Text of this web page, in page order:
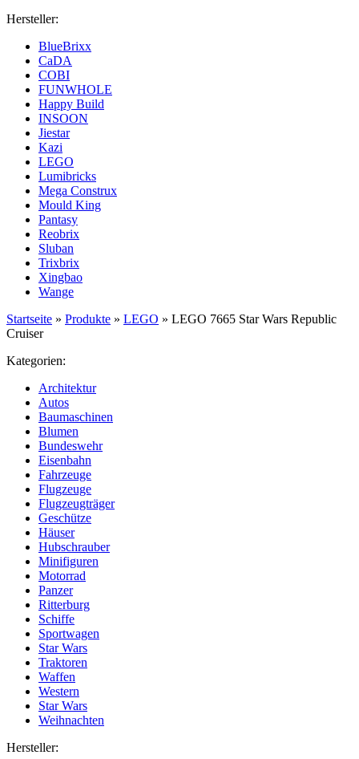
Hersteller:
BlueBrixx
CaDA
COBI
FUNWHOLE
Happy Build
INSOON
Jiestar
Kazi
LEGO
Lumibricks
Mega Construx
Mould King
Pantasy
Reobrix
Sluban
Trixbrix
Xingbao
Wange
Startseite » Produkte » LEGO » LEGO 7665 Star Wars Republic
Cruiser
Kategorien:
Architektur
Autos
Baumaschinen
Blumen
Bundeswehr
Eisenbahn
Fahrzeuge
Flugzeuge
Flugzeugträger
Geschütze
Häuser
Hubschrauber
Minifiguren
Motorrad
Panzer
Ritterburg
Schiffe
Sportwagen
Star Wars
Traktoren
Waffen
Western
Star Wars
Weihnachten
Hersteller: